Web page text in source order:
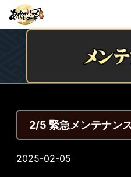
2/5 緊急メンテナン
2025-02-05